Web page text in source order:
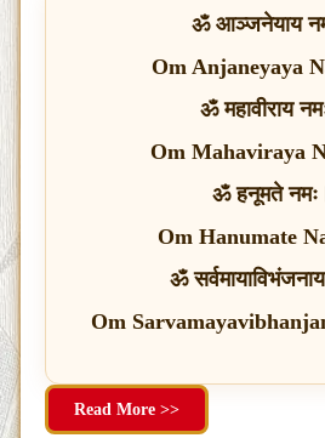
ॐ आञ्जनेयाय
Om Anjaneyaya
ॐ महावीराय
Om Mahaviraya
ॐ हनूमते
Om Hanumate
ॐ
Om
Read More >>